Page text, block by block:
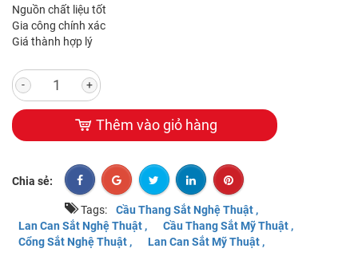
Nguồn chất liệu tốt
Gia công chính xác
Giá thành hợp lý
- +
Thêm vào giỏ hàng
Chia sẻ:
Tags:
Cầu Thang Sắt Nghệ Thuật ,
Lan Can Sắt Nghệ Thuật ,
Cầu Thang Sắt Mỹ Thuật ,
Cổng Sắt Nghệ Thuật ,
Lan Can Sắt Mỹ Thuật ,